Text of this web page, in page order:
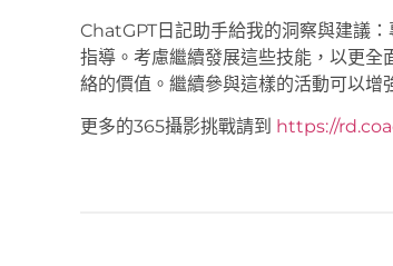
ChatGPT日記助手給我的洞察與建議
指導。考慮繼續發展這些技能，以更全
絡的價值。繼續參與這樣的活動可以增
更多的365攝影挑戰請到 https://